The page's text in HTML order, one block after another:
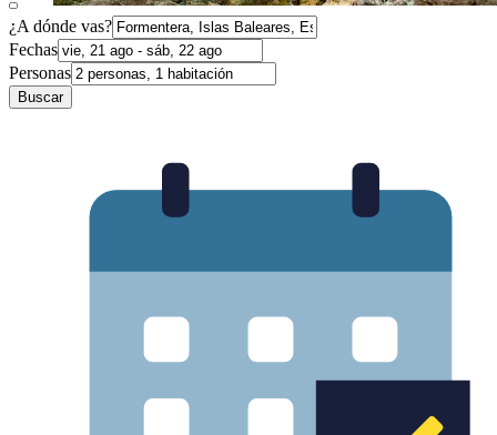
¿A dónde vas?
Fechas
Personas
Buscar